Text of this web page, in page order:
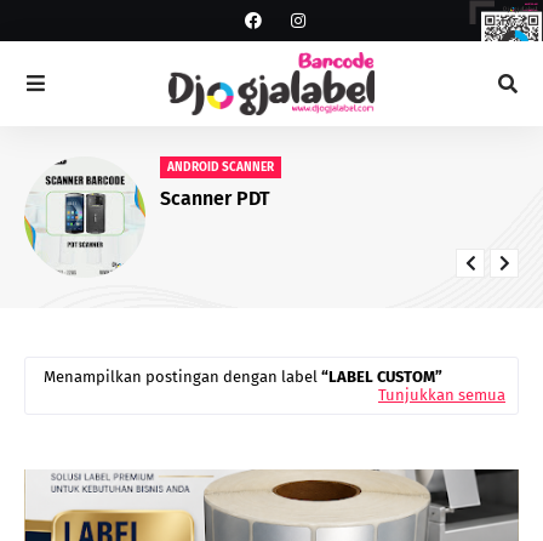
ANDROID SCANNER
Scanner PDT
Menampilkan postingan dengan label LABEL CUSTOM
Tunjukkan semua